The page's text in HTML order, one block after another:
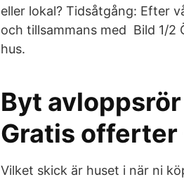
eller lokal? Tidsåtgång: Efter
och tillsammans med Bild 1/2
hus.
Byt
Gratis offerter
Vilket skick är huset i när ni